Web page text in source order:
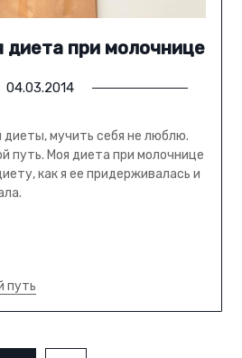
диета при молочнице
04.03.2014
диеты, мучить себя не люблю.
путь. Моя диета при молочнице
как я ее придерживалась и
путь